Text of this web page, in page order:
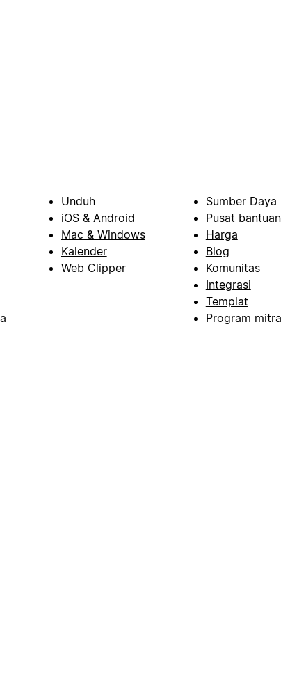
Unduh
iOS & Android
Mac & Windows
Kalender
Web Clipper
Sumber Daya
Pusat bantuan
Harga
Blog
Komunitas
Integrasi
Templat
Program mitra